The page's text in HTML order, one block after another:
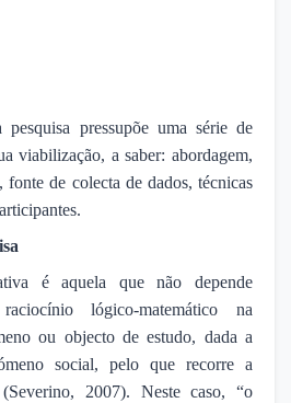
pesquisa pressupõe uma série de
viabilização, a saber: abordagem,
fonte de colecta de dados, técnicas
é aquela que não depende
lógico-matemático na
ou objecto de estudo, dada a
social, pelo que recorre a
2007). Neste caso, “o